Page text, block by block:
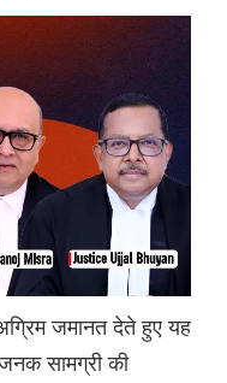
जमानत देते हुए यह
सामग्री की